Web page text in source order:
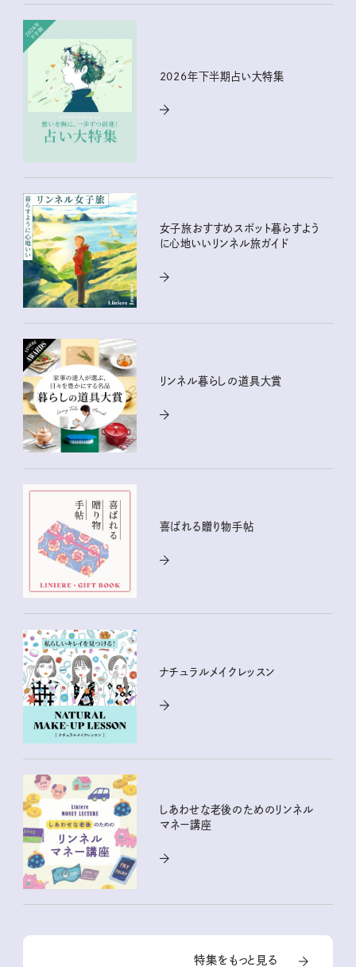
2026年下半期占い大特集
女子旅おすすめスポット暮らすよう
に心地いいリンネル旅ガイド
リンネル暮らしの道具大賞
喜ばれる贈り物手帖
ナチュラルメイクレッスン
しあわせな老後のためのリンネル
マネー講座
特集をもっと見る